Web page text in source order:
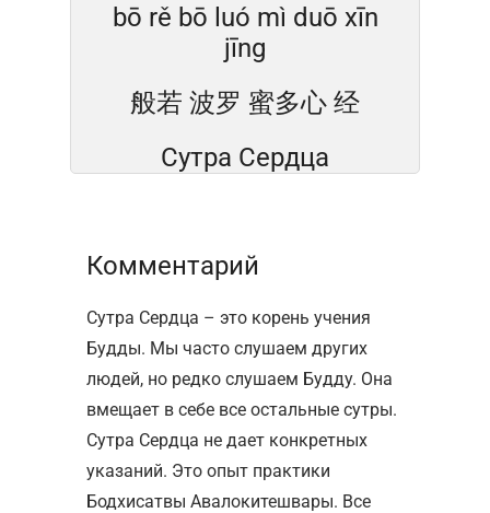
bō rě bō luó mì duō xīn
jīng
般若 波罗 蜜多心 经
Сутра Сердца
Комментарий
Сутра Сердца – это корень учения
Будды. Мы часто слушаем других
людей, но редко слушаем Будду. Она
вмещает в себе все остальные сутры.
Сутра Сердца не дает конкретных
указаний. Это опыт практики
Бодхисатвы Авалокитешвары. Все